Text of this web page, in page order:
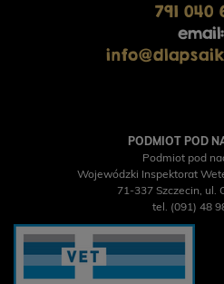
791 040
email:
PODMIOT POD
Podmiot pod
Wojewódzki Inspektorat
71-337 Szczecin, ul.
tel. (091) 48